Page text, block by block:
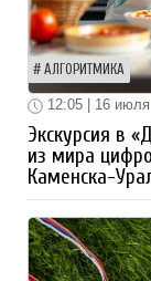
АЛГОРИТМИКА
12:05 | 16 июля
Экскурсия в
из мира
Каменска-